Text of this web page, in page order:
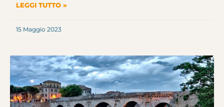
LEGGI TUTTO »
15 Maggio 2023